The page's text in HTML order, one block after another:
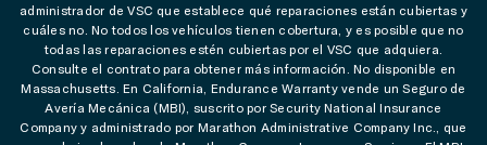
administrador de VSC que establece qué reparaciones están cubiertas y
cuáles no. No todos los vehículos tienen cobertura, y es posible que no
todas las reparaciones estén cubiertas por el VSC que adquiera.
Consulte el contrato para obtener más información. No disponible en
Massachusetts. En California, Endurance Warranty vende un Seguro de
Avería Mecánica (MBI), suscrito por Security National Insurance
Company y administrado por Marathon Administrative Company Inc., que